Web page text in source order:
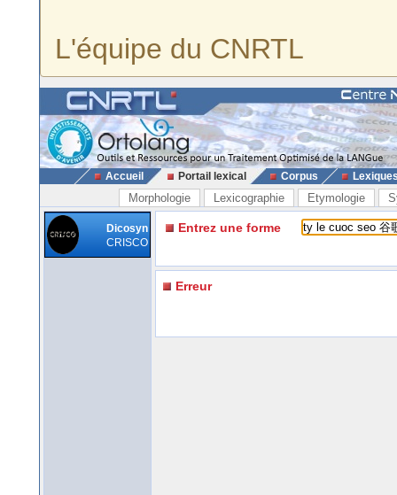
L'équipe du CNRTL
Accueil Portail lexical Corpus
Morphologie Lexicographie Etymologie
Dicosyn
CRISCO
Entrez une forme
Erreur